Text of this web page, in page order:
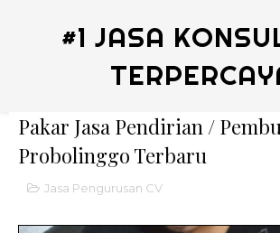
#1 JASA
Pakar Jasa Pendirian /
Probolinggo Terbaru
Jasa Pengurusan CV